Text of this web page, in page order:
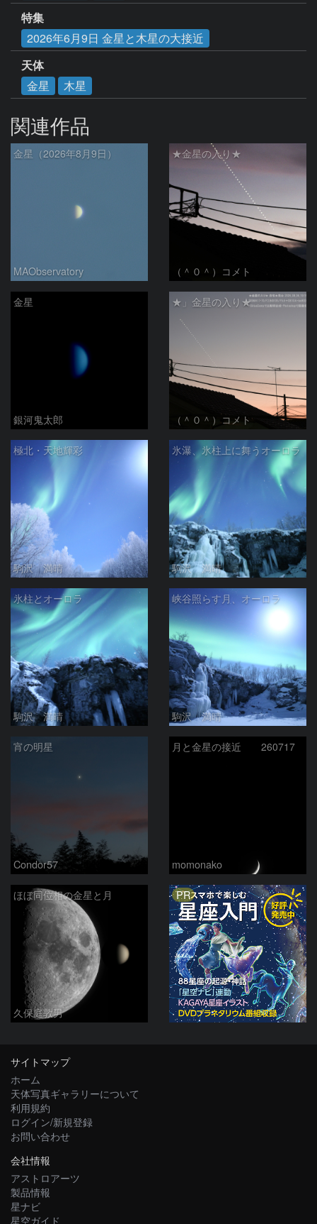
特集
2026年6月9日 金星と木星の大接近
天体
金星
木星
関連作品
金星（2026年8月9日）
MAObservatory
★金星の入り★
（＾０＾）コメト
金星
銀河鬼太郎
★」金星の入り★
（＾０＾）コメト
極北・天地輝彩
駒沢 満晴
氷瀑、氷柱上に舞うオーロラ
駒沢 満晴
氷柱とオーロラ
駒沢 満晴
峡谷照らす月、オーロラ
駒沢 満晴
宵の明星
Condor57
月と金星の接近 260717
momonako
ほぼ同位相の金星と月
久保庭敦男
PR
サイトマップ
ホーム
天体写真ギャラリーについて
利用規約
ログイン/新規登録
お問い合わせ
会社情報
アストロアーツ
製品情報
星ナビ
星空ガイド